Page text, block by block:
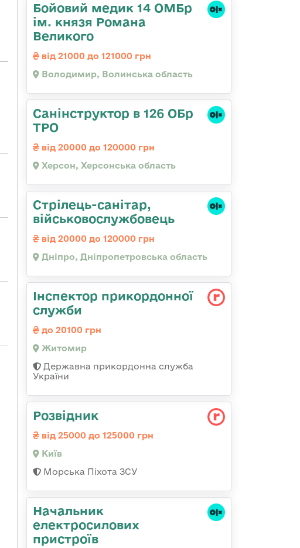
Бойовий медик 14 ОМБр
ім. князя Романа
Великого
від 21000 до 121000 грн
Володимир, Волинська область
Санінструктор в 126 ОБр
ТРО
від 20000 до 120000 грн
Херсон, Херсонська область
Стрілець-санітар,
військовослужбовець
від 20000 до 120000 грн
Дніпро, Дніпропетровська область
Інспектор прикордонної
служби
до 20100 грн
Житомир
Державна прикордонна служба
України
Розвідник
від 25000 до 125000 грн
Київ
Морська Піхота ЗСУ
Начальник
електросилових
пристроїв